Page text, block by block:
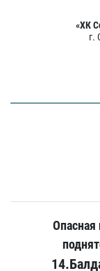
«ХК
г.
Опасная